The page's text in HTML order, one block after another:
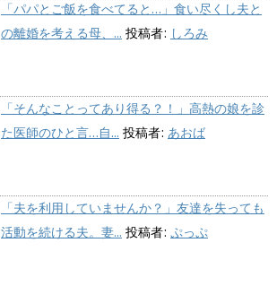
「パパとご飯を食べてると…」食い尽くし夫と
の離婚を考える母、... 投稿者: しろみ
「そんなことってあり得る？！」高熱の娘を診
た医師のひと言…自... 投稿者: あおば
「夫を利用していませんか？」友達を失っても
活動を続ける夫。妻... 投稿者: ぷっぷ